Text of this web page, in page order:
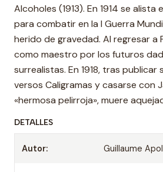
Alcoholes (1913). En 1914 se
para combatir en la I Guerra
herido de gravedad. Al regresar a
como maestro por los futuros
surrealistas. En 1918, tras
versos Caligramas y casarse con
«hermosa pelirroja», muere
DETALLES
Autor: Guillaume